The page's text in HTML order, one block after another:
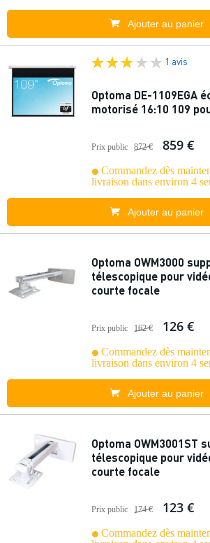
Ajouter au panier
1 avis
Optoma DE-1109EGA
motorisé 16:10 109
Prix public 872 € 859 €
Commandez dès
livraison dans environ 4
Ajouter au panier
Optoma OWM3000
télescopique pour
courte focale
Prix public 162 € 126 €
Commandez dès
livraison dans environ 4
Ajouter au panier
Optoma OWM3001ST
télescopique pour
courte focale
Prix public 174 € 123 €
Commandez dès